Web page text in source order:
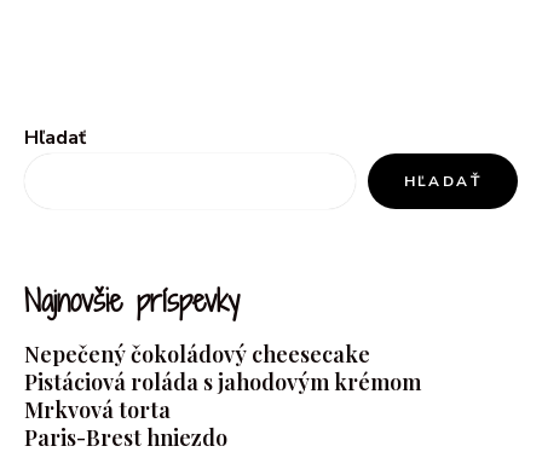
Hľadať
HĽADAŤ
Najnovšie príspevky
Nepečený čokoládový cheesecake
Pistáciová roláda s jahodovým krémom
Mrkvová torta
Paris-Brest hniezdo